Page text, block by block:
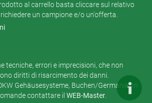
al carrello basta cliccare sul relativo
un campione e/o un'offerta.
tecniche, errori e imprecisioni, che non
diritti di risarcimento dei danni.
Gehäusesysteme, Buchen/Germania. In
contattare il WEB-Master.